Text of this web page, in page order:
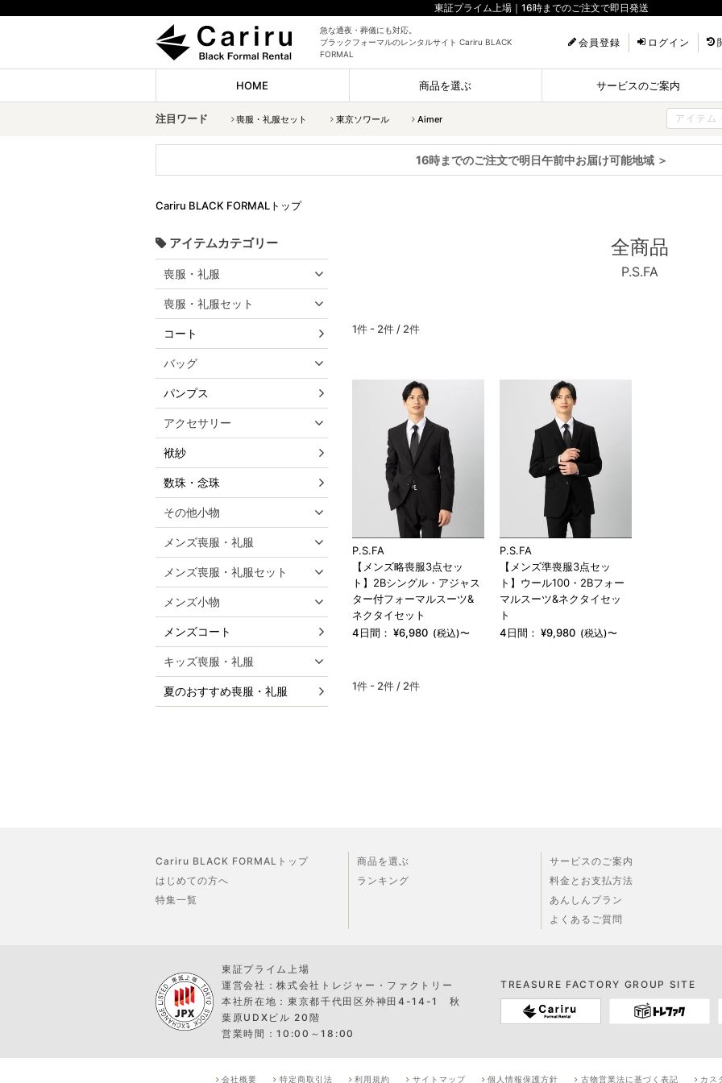
東証プライム上場｜16時までのご注文で即日発送
急な通夜・葬儀にも対応。
ブラックフォーマルのレンタルサイト Cariru BLACK
FORMAL
会員登録 ログイン
HOME 商品を選ぶ サービスのご案内
注目ワード 喪服・礼服セット 東京ソワール Aimer
16時までのご注文で明日午前中お届け可能地域 ＞
Cariru BLACK FORMALトップ
アイテムカテゴリー
喪服・礼服
喪服・礼服セット
コート
バッグ
パンプス
アクセサリー
袱紗
数珠・念珠
その他小物
メンズ喪服・礼服
メンズ喪服・礼服セット
メンズ小物
メンズコート
キッズ喪服・礼服
夏のおすすめ喪服・礼服
全商品
P.S.FA
1件 - 2件 / 2件
P.S.FA
【メンズ略喪服3点セッ
ト】2Bシングル・アジャス
ター付フォーマルスーツ&
ネクタイセット
4日間： ¥6,980 (税込)〜
P.S.FA
【メンズ準喪服3点セッ
ト】ウール100・2Bフォー
マルスーツ&ネクタイセッ
ト
4日間： ¥9,980 (税込)〜
1件 - 2件 / 2件
Cariru BLACK FORMALトップ
はじめての方へ
特集一覧
商品を選ぶ
ランキング
サービスのご案内
料金とお支払方法
あんしんプラン
よくあるご質問
東証プライム上場
運営会社：株式会社トレジャー・ファクトリー
本社所在地：東京都千代田区外神田4-14-1 秋
葉原UDXビル 20階
営業時間：10:00～18:00
TREASURE FACTORY GROUP SITE
会社概要 特定商取引法 利用規約 サイトマップ 個人情報保護方針 古物営業法に基づく表記 カス